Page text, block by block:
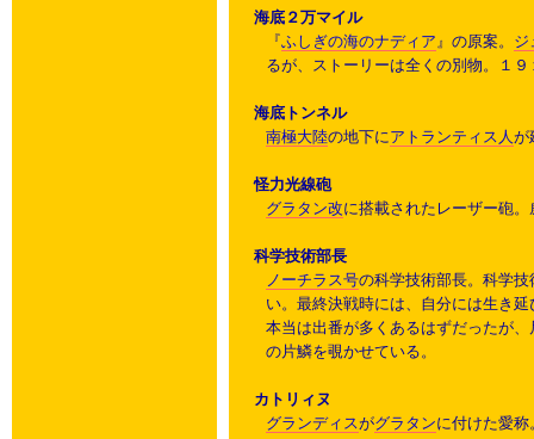
海底２万マイル
『ふしぎの海のナディア』の原案。 ジ
るが、ストーリーは全くの別物。１
海底トンネル
南極大陸の地下にアトランティス人が
怪力光線砲
グラタン改に搭載されたレーザー砲
科学技術部長
ノーチラス号の科学技術部長。科学
い。最終決戦時には、自分には生き
本当は出番が多くあるはずだったが
の片鱗を覗かせている。
カトリィヌ
グランディスがグラタンに付けた愛称